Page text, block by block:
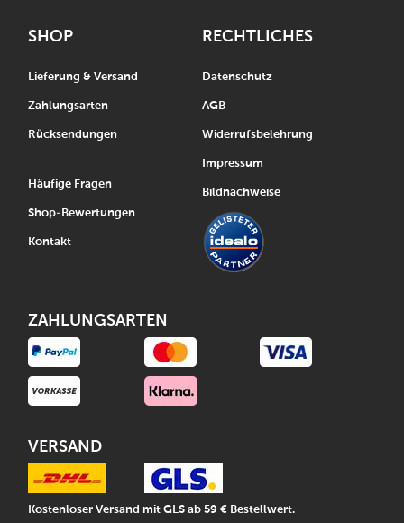
SHOP
Lieferung & Versand
Zahlungsarten
Rücksendungen
Häufige Fragen
Shop-Bewertungen
Kontakt
RECHTLICHES
Datenschutz
AGB
Widerrufsbelehrung
Impressum
Bildnachweise
ZAHLUNGSARTEN
VERSAND
Kostenloser Versand mit GLS ab 59 € Bestellwert.